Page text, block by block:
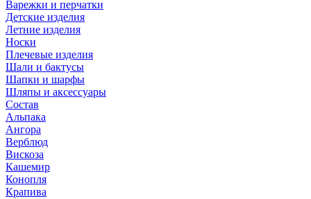
Варежки и перчатки
Детские изделия
Летние изделия
Носки
Плечевые изделия
Шали и бактусы
Шапки и шарфы
Шляпы и аксессуары
Состав
Альпака
Ангора
Верблюд
Вискоза
Кашемир
Конопля
Крапива